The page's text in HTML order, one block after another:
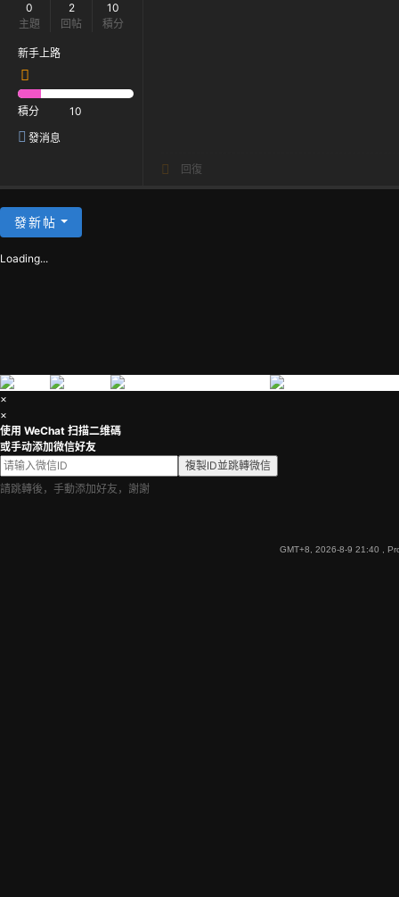
0
主題
2
回帖
10
積分
新手上路
積分 10
發消息
回復
發新帖
Loading...
×
×
使用 WeChat 扫描二维碼
或手动添加微信好友
複製ID並跳轉微信
請跳轉後，手動添加好友，謝謝
GMT+8, 2026-8-9 21:40 ,